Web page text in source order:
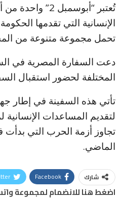
تُعتبر “أبوسمبل
الإنسانية التي تقدمها
تحمل مجموعة متنوعة من
دعت السفارة المصرية في
المختلفة لحضور استقبال
تأتي هذه السفينة في إطار
لتقديم المساعدات
الماضي.
شارك Facebook
اضغط هنا للانضمام لمجموعة